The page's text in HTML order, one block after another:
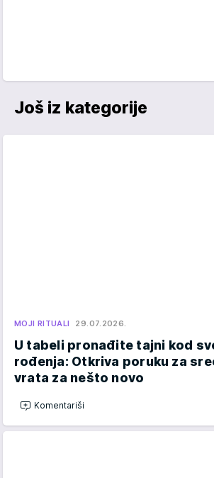
Još iz kategorije
MOJI RITUALI 29.07.2026.
U tabeli pronađite tajni kod
rođenja: Otkriva poruku za
vrata za nešto novo
Komentariši